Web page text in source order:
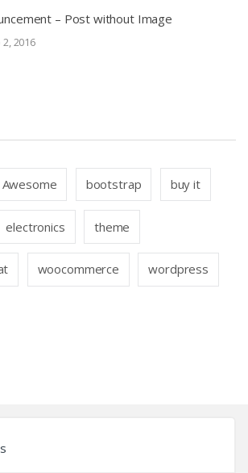
– Post without Image
2016
Awesome bootstrap buy it
electronics theme
woocommerce wordpress